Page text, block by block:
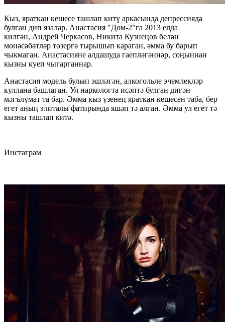
Кыз, яраткан кешесе ташлап китү аркасында депрессиядә
булган дип язалар. Анастасия "Дом-2"га 2013 елда
килгән, Андрей Черкасов, Никита Кузнецов белән
мөнәсәбәтләр төзергә тырышып караган, әмма бу барып
чыкмаган. Анастасияне алдашуда гаепләгәннәр, соңыннан
кызны куеп чыгарганнар.
Анастасия модель булып эшләгән, алкогольле эчемлекләр
куллана башлаган. Ул наркологта исәптә булган дигән
мәгълүмат та бар. Әмма кыз үзенең яраткан кешесен таба, бер
егет аның элиталы фатирында яшәп тә алган. Әмма ул егет тә
кызны ташлап китә.
Инстаграм